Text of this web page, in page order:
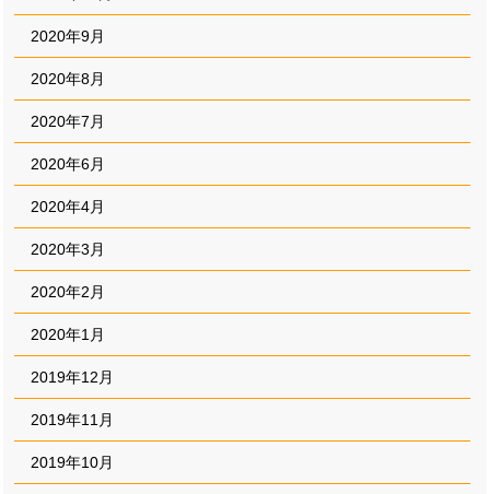
2020年9月
2020年8月
2020年7月
2020年6月
2020年4月
2020年3月
2020年2月
2020年1月
2019年12月
2019年11月
2019年10月